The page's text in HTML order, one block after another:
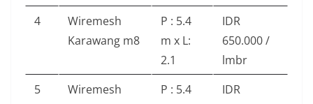
4
Wiremesh
Karawang m8
P : 5.4
m x L:
2.1
IDR
650.000 /
lmbr
5
Wiremesh
P : 5.4
IDR